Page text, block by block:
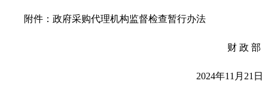
附件：政府采购代理机构监督检查暂行办法
财 政 部
2024年11月21日